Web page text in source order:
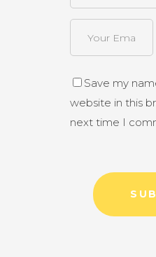
Save my
website in this
next time I